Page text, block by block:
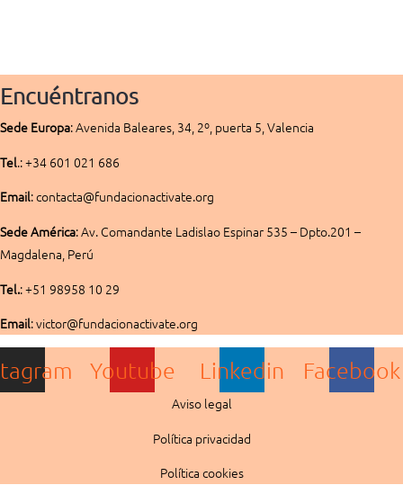
Encuéntranos
Sede Europa:Avenida Baleares, 34, 2º, puerta 5, Valencia
Tel.: +34 601 021 686
Email: contacta@fundacionactivate.org
Sede América:Av. Comandante Ladislao Espinar 535 – Dpto.201 –
Magdalena, Perú
Tel.: +51 98958 10 29
Email: victor@fundacionactivate.org
Youtube Linkedin Facebook
Aviso legal
Política privacidad
Política cookies